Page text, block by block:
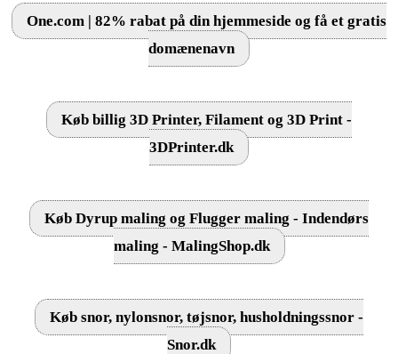
One.com | 82% rabat på din hjemmeside og få et gratis
domænenavn
Køb billig 3D Printer, Filament og 3D Print -
3DPrinter.dk
Køb Dyrup maling og Flugger maling - Indendørs
maling - MalingShop.dk
Køb snor, nylonsnor, tøjsnor, husholdningssnor -
Snor.dk